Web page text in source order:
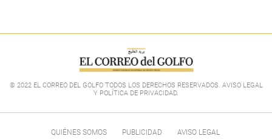
© 2022 EL CORREO DEL GOLFO TODOS LOS DERECHOS RESERVADOS. AVISO LEGAL
Y POLÍTICA DE PRIVACIDAD.
QUIÉNES SOMOS PUBLICIDAD AVISO LEGAL